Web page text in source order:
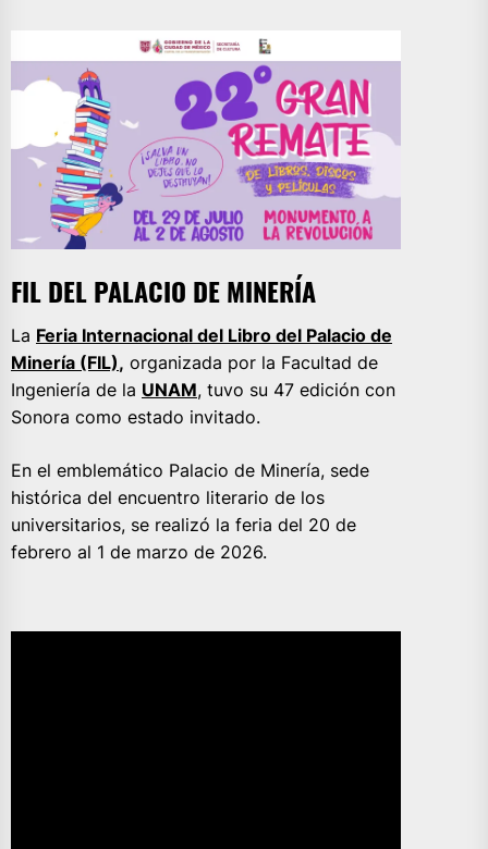
FIL DEL PALACIO DE MINERÍA
La Feria Internacional del Libro del Palacio de
Minería (FIL), organizada por la Facultad de
Ingeniería de la UNAM, tuvo su 47 edición con
Sonora como estado invitado.
En el emblemático Palacio de Minería, sede
histórica del encuentro literario de los
universitarios, se realizó la feria del 20 de
febrero al 1 de marzo de 2026.